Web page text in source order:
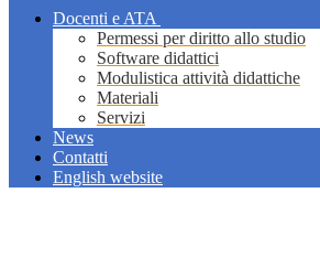
Docenti e ATA
Permessi per diritto allo studio
Software didattici
Modulistica attività didattiche
Materiali
Servizi
News
Contatti
English website